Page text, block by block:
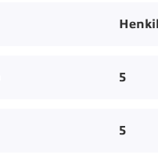
5
5